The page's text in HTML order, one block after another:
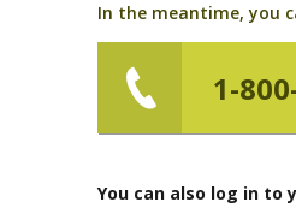
In the meantime, you
1-
You can also log in to